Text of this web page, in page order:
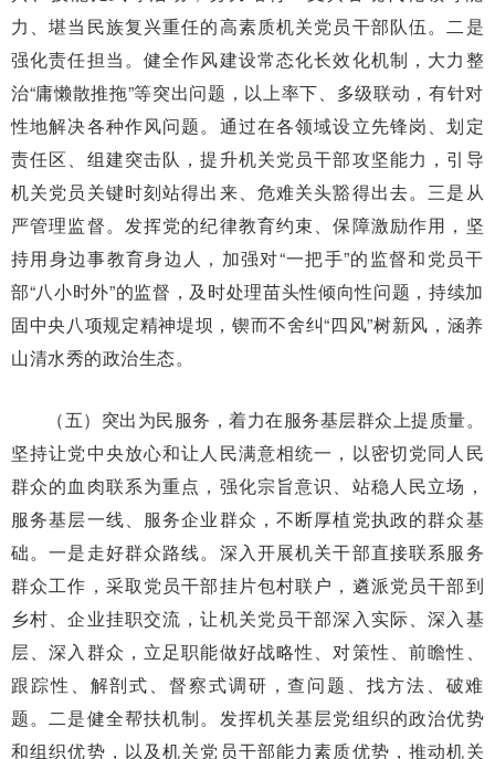
力、堪当民族复兴重任的高素质机关党员干部队伍。二是
强化责任担当。健全作风建设常态化长效化机制，大力整
治“庸懒散推拖”等突出问题，以上率下、多级联动，有针对
性地解决各种作风问题。通过在各领域设立先锋岗、划定
责任区、组建突击队，提升机关党员干部攻坚能力，引导
机关党员关键时刻站得出来、危难关头豁得出去。三是从
严管理监督。发挥党的纪律教育约束、保障激励作用，坚
持用身边事教育身边人，加强对“一把手”的监督和党员干
部“八小时外”的监督，及时处理苗头性倾向性问题，持续加
固中央八项规定精神堤坝，锲而不舍纠“四风”树新风，涵养
山清水秀的政治生态。
（五）突出为民服务，着力在服务基层群众上提质量。
坚持让党中央放心和让人民满意相统一，以密切党同人民
群众的血肉联系为重点，强化宗旨意识、站稳人民立场，
服务基层一线、服务企业群众，不断厚植党执政的群众基
础。一是走好群众路线。深入开展机关干部直接联系服务
群众工作，采取党员干部挂片包村联户，遴派党员干部到
乡村、企业挂职交流，让机关党员干部深入实际、深入基
层、深入群众，立足职能做好战略性、对策性、前瞻性、
跟踪性、解剖式、督察式调研，查问题、找方法、破难
题。二是健全帮扶机制。发挥机关基层党组织的政治优势
和组织优势，以及机关党员干部能力素质优势，推动机关